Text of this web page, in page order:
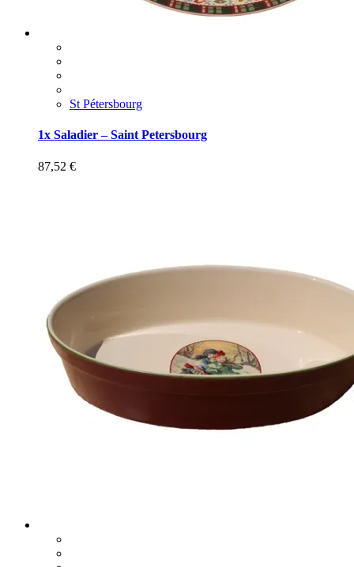
St Pétersbourg
1x Saladier – Saint Petersbourg
87,52 €